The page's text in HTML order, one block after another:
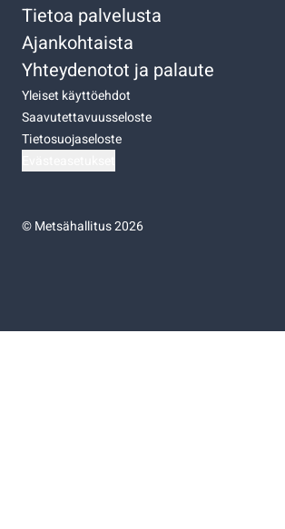
Tietoa palvelusta
Ajankohtaista
Yhteydenotot ja palaute
Yleiset käyttöehdot
Saavutettavuusseloste
Tietosuojaseloste
©Metsähallitus 2026